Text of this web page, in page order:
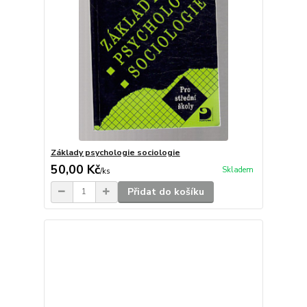
Základy psychologie sociologie
50,00 Kč/ks Skladem
Přidat do košíku